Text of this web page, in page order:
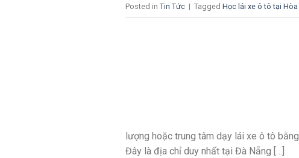
Posted in Tin Tức | Tagged Học lái xe ô tô tại Hòa
lượng hoặc trung tâm dạy lái xe ô tô
Đây là địa chỉ duy nhất tại Đà Nẵng […]